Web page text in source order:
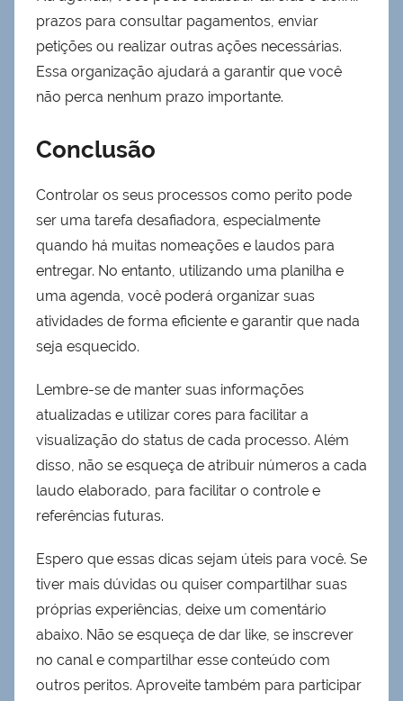
prazos para consultar pagamentos, enviar
petições ou realizar outras ações necessárias.
Essa organização ajudará a garantir que você
não perca nenhum prazo importante.
Conclusão
Controlar os seus processos como perito pode
ser uma tarefa desafiadora, especialmente
quando há muitas nomeações e laudos para
entregar. No entanto, utilizando uma planilha e
uma agenda, você poderá organizar suas
atividades de forma eficiente e garantir que nada
seja esquecido.
Lembre-se de manter suas informações
atualizadas e utilizar cores para facilitar a
visualização do status de cada processo. Além
disso, não se esqueça de atribuir números a cada
laudo elaborado, para facilitar o controle e
referências futuras.
Espero que essas dicas sejam úteis para você. Se
tiver mais dúvidas ou quiser compartilhar suas
próprias experiências, deixe um comentário
abaixo. Não se esqueça de dar like, se inscrever
no canal e compartilhar esse conteúdo com
outros peritos. Aproveite também para participar